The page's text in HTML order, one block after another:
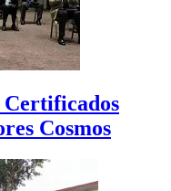
Cosmos